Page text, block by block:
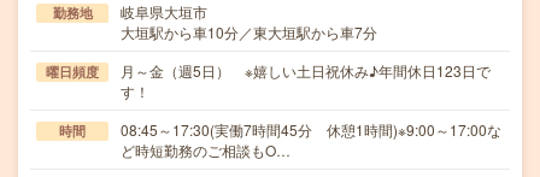
勤務地
岐阜県大垣市
大垣駅から車10分／東大垣駅から車7分
曜日頻度
月～金（週5日） ※嬉しい土日祝休み♪年間休日123日で
す！
時間
08:45～17:30(実働7時間45分 休憩1時間)※9:00～17:00な
ど時短勤務のご相談もO…